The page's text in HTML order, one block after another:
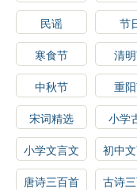
民谣
节
寒食节
清
中秋节
重
宋词精选
小学
小学文言文
初中
唐诗三百首
古诗